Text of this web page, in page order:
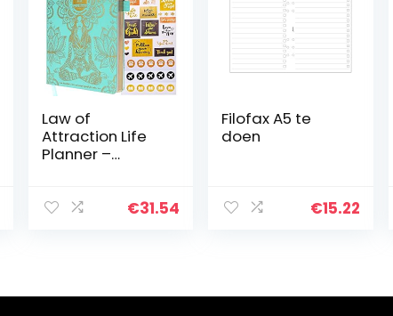
Law of
Attraction Life
Planner –
productiviteit en
€31.54
Filofax A5 te
doen
€15.22